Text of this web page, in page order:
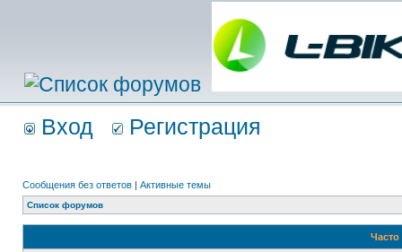
Вход Регистрация
Сообщения без ответов | Активные темы
Список форумов